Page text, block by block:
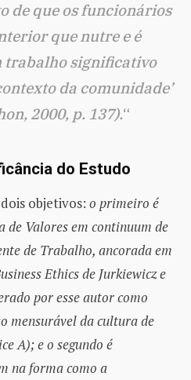
de que os funcionários
que nutre e é
significativo
da comunidade’
2000, p. 137).“
do Estudo
objetivos: o primeiro é
Valores em continuum de
de Trabalho, ancorada em
Ethics de Jurkiewicz e
por esse autor como
mensurável da cultura de
A); e o segundo é
na forma como a